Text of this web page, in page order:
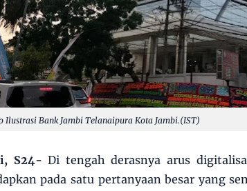
Ilustrasi Bank Jambi Telanaipura Kota Jambi.(IST)
S24-Di tengah derasnya arus
pada satu pertanyaan besar yang